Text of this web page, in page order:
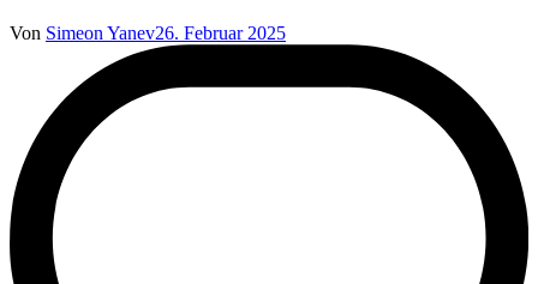
Von Simeon Yanev26. Februar 2025